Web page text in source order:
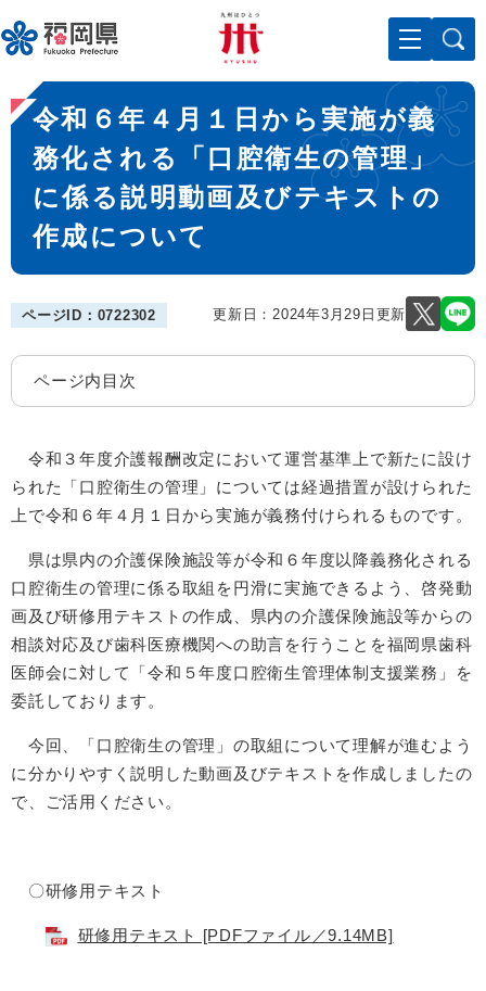
ー
ジ
先
頭
メニューを飛ばして本文へ
本
文
令和６年４月１日から実施が義
務化される「口腔衛生の管理」
に係る説明動画及びテキストの
作成について
ページID：0722302 更新日：2024年3月29日更新
ページ内目次
令和３年度介護報酬改定において運営基準上で新たに設け
られた「口腔衛生の管理」については経過措置が設けられた
上で令和６年４月１日から実施が義務付けられるものです。
県は県内の介護保険施設等が令和６年度以降義務化される
口腔衛生の管理に係る取組を円滑に実施できるよう、啓発動
画及び研修用テキストの作成、県内の介護保険施設等からの
相談対応及び歯科医療機関への助言を行うことを福岡県歯科
医師会に対して「令和５年度口腔衛生管理体制支援業務」を
委託しております。
今回、「口腔衛生の管理」の取組について理解が進むよう
に分かりやすく説明した動画及びテキストを作成しましたの
で、ご活用ください。
〇研修用テキスト
研修用テキスト [PDFファイル／9.14MB]